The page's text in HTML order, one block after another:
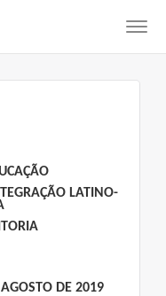
LATINO-
DE 2019